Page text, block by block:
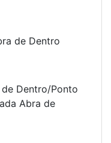
de Dentro
Dentro/Ponto
Abra de